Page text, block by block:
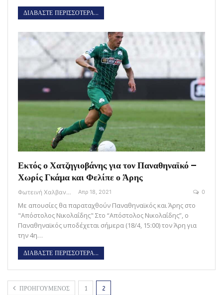
ΔΙΑΒΑΣΤΕ ΠΕΡΙΣΣΟΤΕΡΑ...
Εκτός ο Χατζηγιοβάνης για τον Παναθηναϊκό –
Χωρίς Γκάμα και Φελίπε ο Άρης
Φωτεινή Χαλβαντζή Απρ 18, 2021 0
Με απουσίες θα παραταχθούν Παναθηναϊκός και Άρης στο
"Απόστολος Νικολαΐδης" Στο “Απόστολος Νικολαΐδης”, ο
Παναθηναϊκός υποδέχεται σήμερα (18/4, 15:00) τον Άρη για
την 4η…
ΔΙΑΒΑΣΤΕ ΠΕΡΙΣΣΟΤΕΡΑ...
ΠΡΟΗΓΟΥΜΕΝΟΣ 1 2